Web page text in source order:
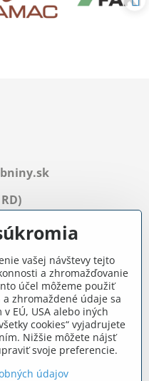
- 15:30
vašej návštevy tejto
a zhromažďovanie
účel môžeme použiť
zhromaždené údaje sa
EÚ, USA alebo iných
cookies“ vyjadrujete
Nižšie môžete nájsť
svoje preferencie.
údajov